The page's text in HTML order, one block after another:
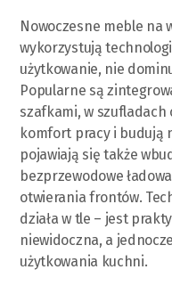
Nowoczesne meble na
wykorzystują
użytkowanie, nie
Popularne są
szafkami, w
komfort pracy i budują
pojawiają się także
bezprzewodowe
otwierania frontów.
działa w tle – jest
niewidoczna, a
użytkowania kuchni.